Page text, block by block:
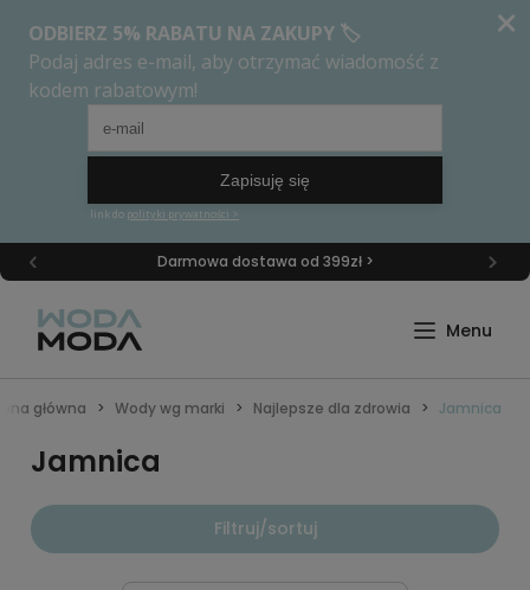
Darmowa dostawa od 399zł >
główna Wody wg marki Najlepsze dla zdrowia Jamnica
Jamnica
Filtruj/sortuj